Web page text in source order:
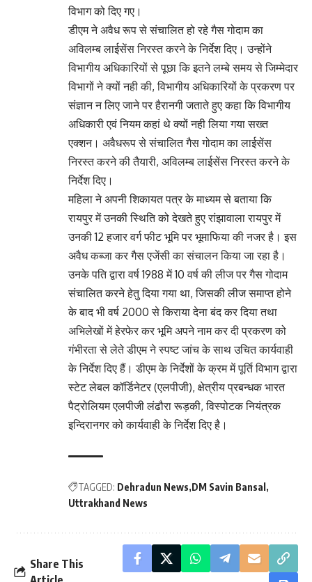
विभाग को दिए गए।
डीएम ने अवैध रूप से संचालित हो रहे गैस गोदाम का
अविलम्ब लाईसेंस निरस्त करने के निर्देश दिए। उन्होंने
विभागीय अधिकारियों से पूछा कि इतने लम्बे समय से जिम्मेदार
विभागों ने क्यों नही की, विभागीय अधिकारियों के प्रकरण पर
संज्ञान न लिए जाने पर हैरानगी जताते हुए कहा कि विभागीय
अधिकारी एवं नियम कहां थे क्यों नही लिया गया सख्त
एक्शन। अवैधरूप से संचालित गैस गोदाम का लाईसेंस
निरस्त करने की तैयारी, अविलम्ब लाईसेंस निरस्त करने के
निर्देश दिए।
महिला ने अपनी शिकायत पत्र के माध्यम से बताया कि
रायपुर में उनकी स्थिति को देखते हुए रांझावाला रायपुर में
उनकी 12 हजार वर्ग फीट भूमि पर भूमाफिया की नजर है। इस
अवैध कब्जा कर गैस एजेंसी का संचालन किया जा रहा है।
उनके पति द्वारा वर्ष 1988 में 10 वर्ष की लीज पर गैस गोदाम
संचालित करने हेतु दिया गया था, जिसकी लीज समाप्त होने
के बाद भी वर्ष 2000 से किराया देना बंद कर दिया तथा
अभिलेखों में हेरफेर कर भूमि अपने नाम कर दी प्रकरण को
गंभीरता से लेते डीएम ने स्पष्ट जांच के साथ उचित कार्यवाही
के निर्देश दिए हैं। डीएम के निर्देशों के क्रम में पूर्ति विभाग द्वारा
स्टेट लेबल कॉर्डिनेटर (एलपीजी), क्षेत्रीय प्रबन्धक भारत
पैट्रोलियम एलपीजी लंढौरा रूड़की, विस्पोटक नियंत्रक
इन्दिरानगर को कार्यवाही के निर्देश दिए है।
TAGGED: Dehradun News DM Savin Bansal
Uttrakhand News
Share This